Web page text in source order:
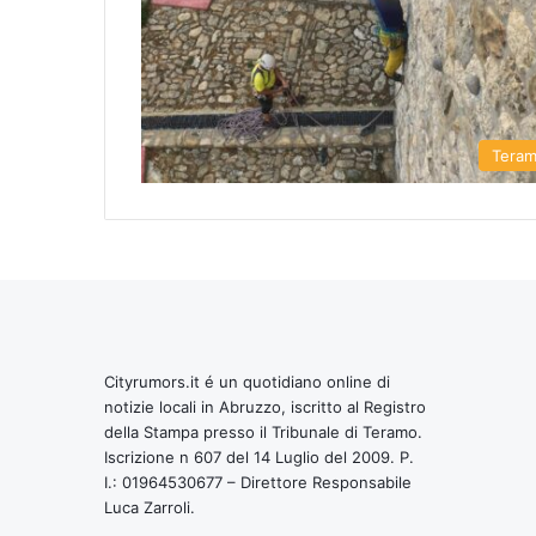
Cityrumors.it é un quotidiano online di
notizie locali in Abruzzo, iscritto al Registro
della Stampa presso il Tribunale di Teramo.
Iscrizione n 607 del 14 Luglio del 2009. P.
I.: 01964530677 – Direttore Responsabile
Luca Zarroli.